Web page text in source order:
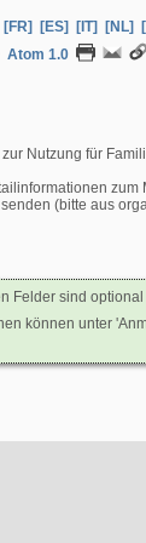
[FR] [ES] [IT] [NL]
Atom 1.0
Nutzung für
zum
(bitte aus
Felder sind
können unter